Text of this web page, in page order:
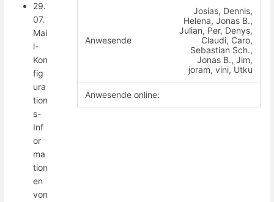
Anwesende
Josias, Dennis,
Helena, Jonas B.,
Julian, Per, Denys,
Claudi, Caro,
Sebastian Sch.,
Jonas B., Jim,
joram, vini, Utku
Anwesende online:
29.
07.
Mai
l-
Kon
fig
ura
tion
s-
Inf
or
ma
tion
en
von